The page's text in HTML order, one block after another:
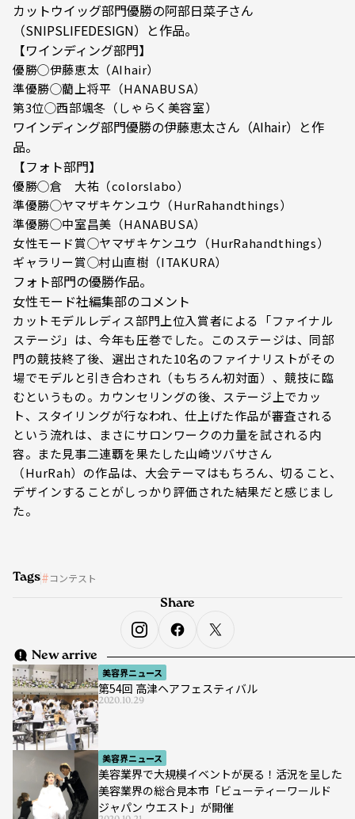
カットウイッグ部門優勝の阿部日菜子さん
（SNIPSLIFEDESIGN）と作品。
【ワインディング部門】
優勝◯伊藤恵太（AIhair）
準優勝◯藺上将平（HANABUSA）
第3位◯西部颯冬（しゃらく美容室）
ワインディング部門優勝の伊藤恵太さん（AIhair）と作
品。
【フォト部門】
優勝◯倉 大祐（colorslabo）
準優勝◯ヤマザキケンユウ（HurRahandthings）
準優勝◯中室昌美（HANABUSA）
女性モード賞◯ヤマザキケンユウ（HurRahandthings）
ギャラリー賞◯村山直樹（ITAKURA）
フォト部門の優勝作品。
女性モード社編集部のコメント
カットモデルレディス部門上位入賞者による「ファイナル
ステージ」は、今年も圧巻でした。このステージは、同部
門の競技終了後、選出された10名のファイナリストがその
場でモデルと引き合わされ（もちろん初対面）、競技に臨
むというもの。カウンセリングの後、ステージ上でカッ
ト、スタイリングが行なわれ、仕上げた作品が審査される
という流れは、まさにサロンワークの力量を試される内
容。また見事二連覇を果たした山崎ツバサさん
（HurRah）の作品は、大会テーマはもちろん、切ること、
デザインすることがしっかり評価された結果だと感じまし
た。
Tags コンテスト
New arrive
美容界ニュース
第54回 高津ヘアフェスティバル
2020.10.29
美容界ニュース
美容業界で大規模イベントが戻る！活況を呈した
美容業界の総合見本市「ビューティーワールド
ジャパン ウエスト」が開催
Share